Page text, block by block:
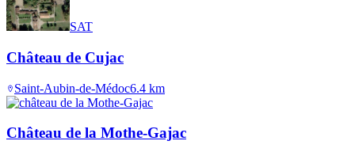
SAT
Château de Cujac
Saint-Aubin-de-Médoc6.4 km
Château de la Mothe-Gajac